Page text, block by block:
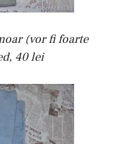
(vor fi foarte
40 lei